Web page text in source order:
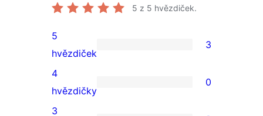
5 z 5 hvězdiček.
3
5hvězdičkové
hodnocení
5
hvězdiček
3
0
4hvězdičkové
4
hvězdičky
0
3